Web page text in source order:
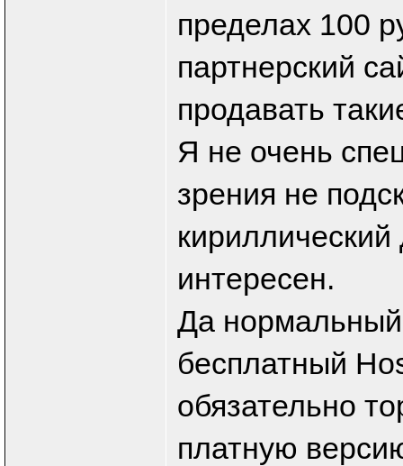
пределах 100
партнерский
продавать
Я не очень
зрения не
интересен.
Да
бесплатный
обязательно
платную